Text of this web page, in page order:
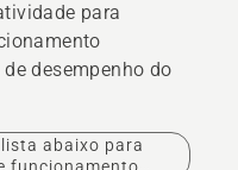
para
desempenho do
abaixo para